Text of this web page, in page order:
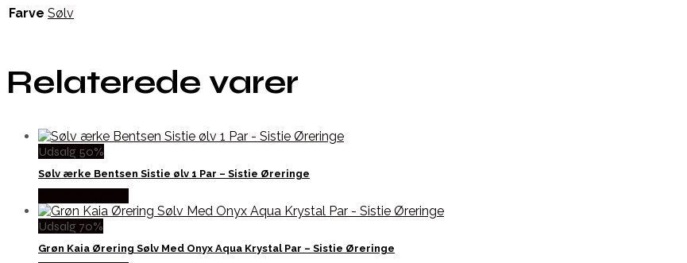
Farve Sølv
Relaterede varer
Udsalg 50%
Sølv ærke Bentsen Sistie ølv 1 Par – Sistie Øreringe
Udsalg 70%
Grøn Kaia Ørering Sølv Med Onyx Aqua Krystal Par – Sistie Øreringe